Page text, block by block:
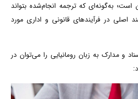
است؛ به‌گونه‌ای که ترجمه انجام‌شده بتواند
اصلی در فرآیندهای قانونی و اداری مورد
و مدارک به زبان رومانیایی را می‌توان در